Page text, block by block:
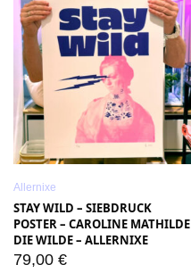
Allernixe
STAY WILD – SIEBDRUCK
POSTER – CAROLINE MATHILDE
DIE WILDE – ALLERNIXE
79,00 €